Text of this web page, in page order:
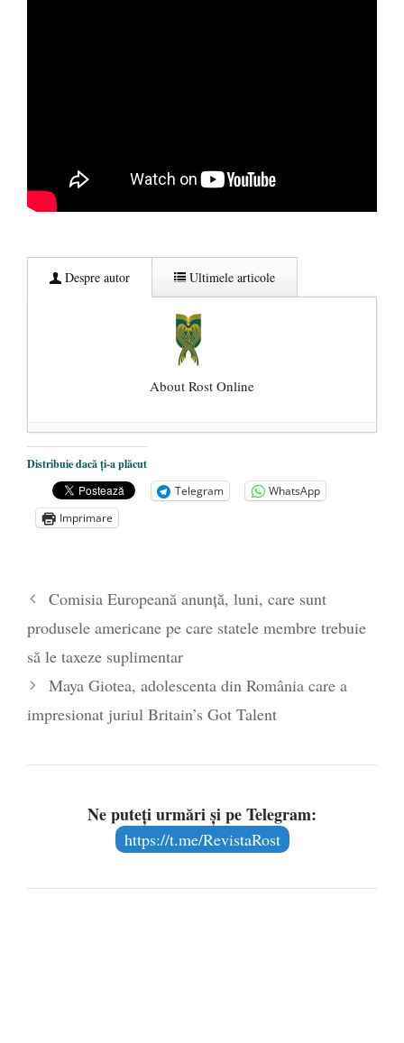
Despre autor Ultimele articole
About Rost Online
Dezvăluiri cutremurătoare despre
președintele Ucrainei, Volodymyr
Zelensky
- 13 mai 2026
Statul care servește Națiunea
poetului Octavian Goga, înlăturat din Iași
- 16 aprilie 2026
Distribuie dacă ți-a plăcut
Telegram
WhatsApp
Imprimare
Comisia Europeană anunță, luni, care sunt
produsele americane pe care statele membre trebuie
să le taxeze suplimentar
Maya Giotea, adolescenta din România care a
impresionat juriul Britain’s Got Talent
Ne puteți urmări și pe Telegram:
https://t.me/RevistaRost